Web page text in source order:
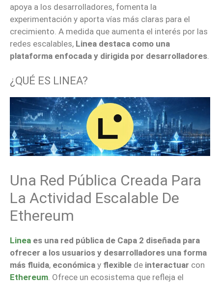
apoya a los desarrolladores, fomenta la
experimentación y aporta vías más claras para el
crecimiento. A medida que aumenta el interés por las
redes escalables, Linea destaca como una
plataforma enfocada y dirigida por desarrolladores
¿QUÉ ES LINEA?
Una Red Pública Creada Para
La Actividad Escalable De
Ethereum
Linea es una red pública de Capa 2 diseñada para
ofrecer a los usuarios y desarrolladores una forma
más fluida, económica y flexible de interactuar con
Ethereum. Ofrece un ecosistema que refleja el